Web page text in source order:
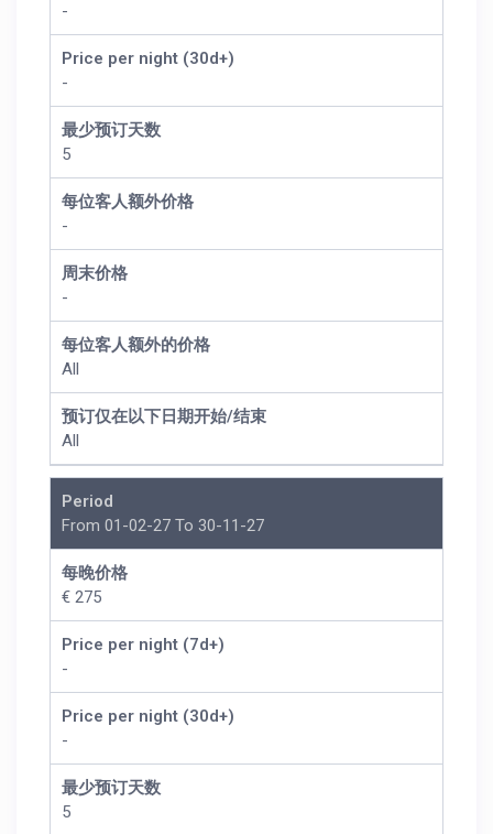
-
Price per night (30d+)
-
最少预订天数
5
每位客人额外价格
-
周末价格
-
每位客人额外的价格
All
预订仅在以下日期开始/结束
All
Period
From 01-02-27 To 30-11-27
每晚价格
€ 275
Price per night (7d+)
-
Price per night (30d+)
-
最少预订天数
5